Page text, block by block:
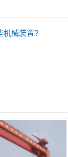
机械装置?